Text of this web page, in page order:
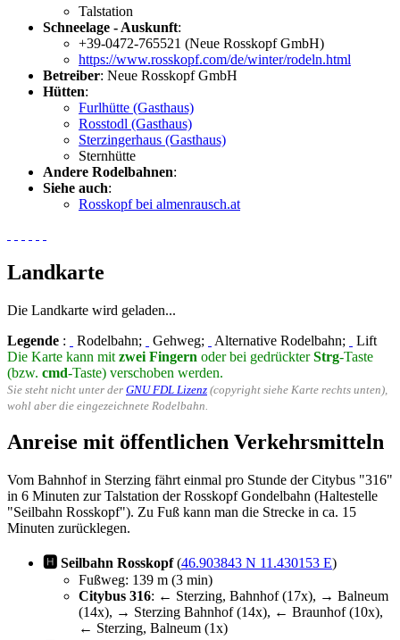
Talstation
Schneelage - Auskunft:
+39-0472-765521 (Neue Rosskopf GmbH)
https://www.rosskopf.com/de/winter/rodeln.html
Betreiber: Neue Rosskopf GmbH
Hütten:
Furlhütte (Gasthaus)
Rosstodl (Gasthaus)
Sterzingerhaus (Gasthaus)
Sternhütte
Andere Rodelbahnen:
Siehe auch:
Rosskopf bei almenrausch.at
Landkarte
Die Landkarte wird geladen...
Legende : Rodelbahn; Gehweg; Alternative Rodelbahn;
Lift
Die Karte kann mit zwei Fingern oder bei gedrückterStrg-Taste
(bzw. cmd-Taste) verschoben werden.
Sie steht nicht unter der GNU FDL Lizenz (copyright siehe Karte rechts unten),
wohl aber die eingezeichnete Rodelbahn.
Anreise mit öffentlichen Verkehrsmitteln
Vom Bahnhof in Sterzing fährt einmal pro Stunde der Citybus "316"
in 6 Minuten zur Talstation der Rosskopf Gondelbahn (Haltestelle
"Seilbahn Rosskopf"). Zu Fuß kann man die Strecke in ca. 15
Minuten zurücklegen.
🅷 Seilbahn Rosskopf(46.903843 N 11.430153 E)
Fußweg: 139 m (3 min)
Citybus 316: ← Sterzing, Bahnhof (17x), → Balneum
(14x), → Sterzing Bahnhof (14x), ← Braunhof (10x),
← Sterzing, Balneum (1x)